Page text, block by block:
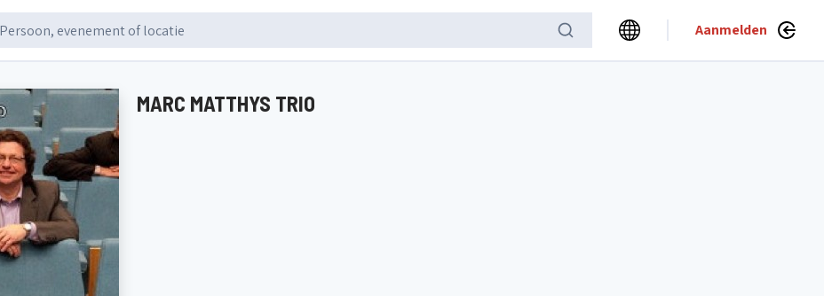
Aanmelden
MARC MATTHYS TRIO